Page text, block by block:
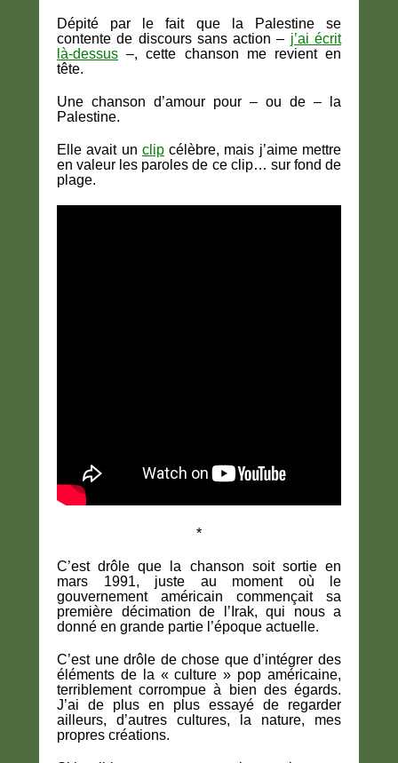
Dépité par le fait que la Palestine se
contente de discours sans action – j’ai écrit
là-dessus –, cette chanson me revient en
tête.
Une chanson d’amour pour – ou de – la
Palestine.
Elle avait un clip célèbre, mais j’aime mettre
en valeur les paroles de ce clip… sur fond de
plage.
*
C’est drôle que la chanson soit sortie en
mars 1991, juste au moment où le
gouvernement américain commençait sa
première décimation de l’Irak, qui nous a
donné en grande partie l’époque actuelle.
C’est une drôle de chose que d’intégrer des
éléments de la « culture » pop américaine,
terriblement corrompue à bien des égards.
J’ai de plus en plus essayé de regarder
ailleurs, d’autres cultures, la nature, mes
propres créations.